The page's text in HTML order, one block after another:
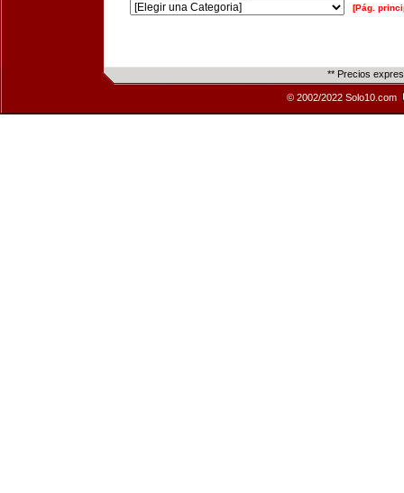
[Pág.
** Precios
© 2002/2022 Solo10.com